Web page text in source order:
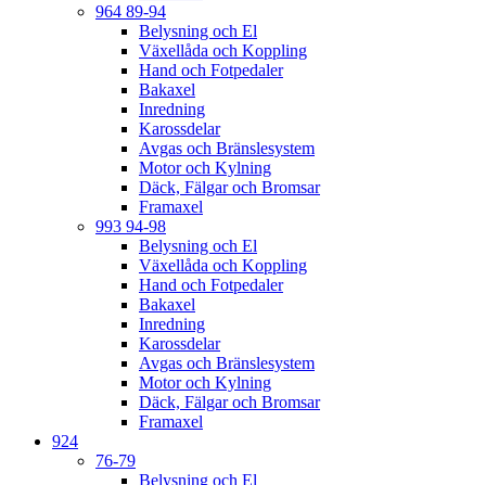
964 89-94
Belysning och El
Växellåda och Koppling
Hand och Fotpedaler
Bakaxel
Inredning
Karossdelar
Avgas och Bränslesystem
Motor och Kylning
Däck, Fälgar och Bromsar
Framaxel
993 94-98
Belysning och El
Växellåda och Koppling
Hand och Fotpedaler
Bakaxel
Inredning
Karossdelar
Avgas och Bränslesystem
Motor och Kylning
Däck, Fälgar och Bromsar
Framaxel
924
76-79
Belysning och El